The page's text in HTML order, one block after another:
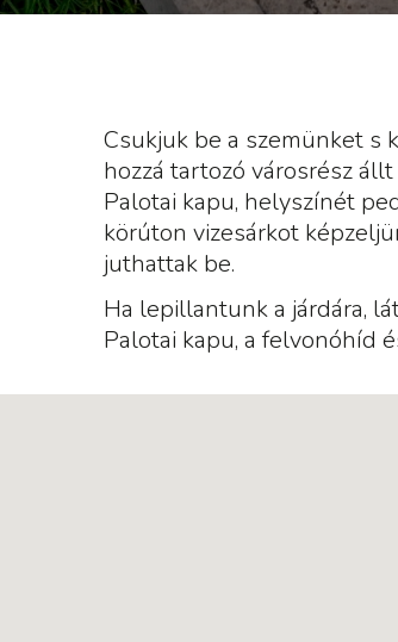
Csukjuk be a szemünket s
hozzá tartozó városrész
Palotai kapu, helyszínét
körúton vizesárkot
juthattak be.
Ha lepillantunk a járdára,
Palotai kapu, a felvonóhíd